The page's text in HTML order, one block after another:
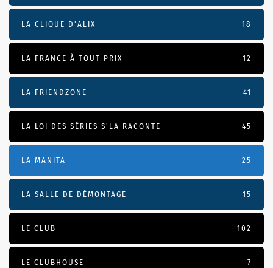
LA CLIQUE D'ALIX 18
LA FRANCE À TOUT PRIX 12
LA FRIENDZONE 41
LA LOI DES SÉRIES S'LA RACONTE 45
LA MANITA 25
LA SALLE DE DÉMONTAGE 15
LE CLUB 102
LE CLUBHOUSE 7